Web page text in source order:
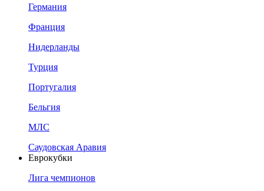
Германия
Франция
Нидерланды
Турция
Португалия
Бельгия
МЛС
Саудовская Аравия
Еврокубки
Лига чемпионов